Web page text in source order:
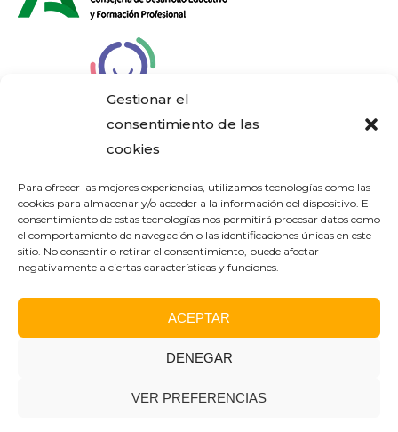
Gestionar el
consentimiento de las
cookies
Para ofrecer las mejores experiencias, utilizamos tecnologías como las
cookies para almacenar y/o acceder a la información del dispositivo. El
consentimiento de estas tecnologías nos permitirá procesar datos como
el comportamiento de navegación o las identificaciones únicas en este
sitio. No consentir o retirar el consentimiento, puede afectar
negativamente a ciertas características y funciones.
ACEPTAR
DENEGAR
VER PREFERENCIAS
Aviso Legal
Política de Privacidad
Política de Cookies
Elemental de Música José